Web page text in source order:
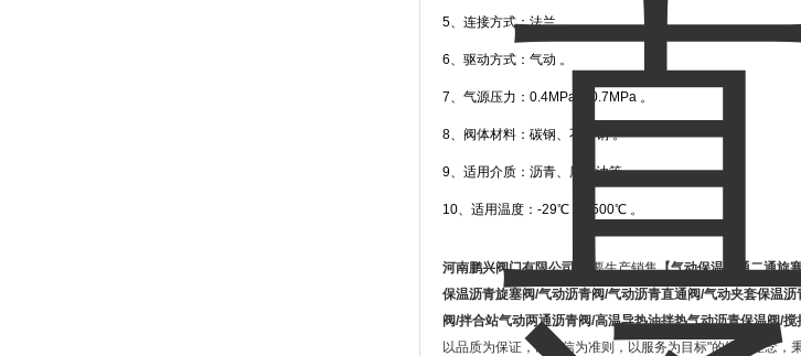
5、连接方式：法兰 。
6、驱动方式：气动 。
7、气源压力：0.4MPa 0.7MPa 。
8、阀体材料：碳钢、不锈钢 。
9、适用介质：沥青、厚质油等 。
10、适用温度：-29℃ +500℃ 。
河南鹏兴阀门有限公司 主要生产销售【气动保温直通二通旋
保温沥青旋塞阀/气动沥青阀/气动沥青直通阀/气动夹套保温
阀/拌合站气动两通沥青阀/高温导热油拌热气动沥青保温阀/
以品质为保证，以诚信为准则，以服务为目标"的经营理念，